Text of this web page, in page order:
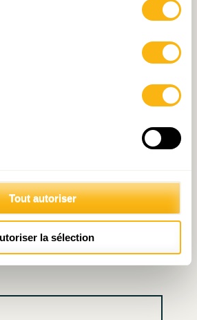
Tout autoriser
la sélection
ne sera pas publiée.
Les